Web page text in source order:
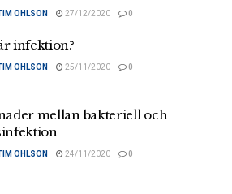
OHLSON 27/12/2020 0
infektion?
OHLSON 25/11/2020 0
mellan bakteriell och
OHLSON 24/11/2020 0